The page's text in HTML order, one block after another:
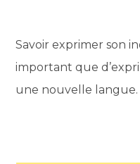
Savoir exprimer son
important que
une nouvelle langue.